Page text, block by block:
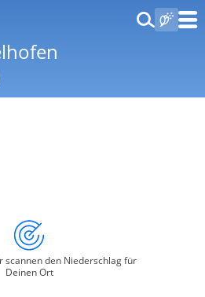
scannen den Niederschlag für
Deinen Ort